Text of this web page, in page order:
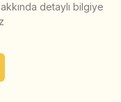
detaylı bilgiye